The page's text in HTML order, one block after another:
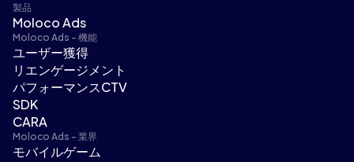
製品
Moloco Ads
Moloco Ads - 機能
ユーザー獲得
リエンゲージメント
パフォーマンスCTV
SDK
CARA
Moloco Ads - 業界
モバイルゲーム